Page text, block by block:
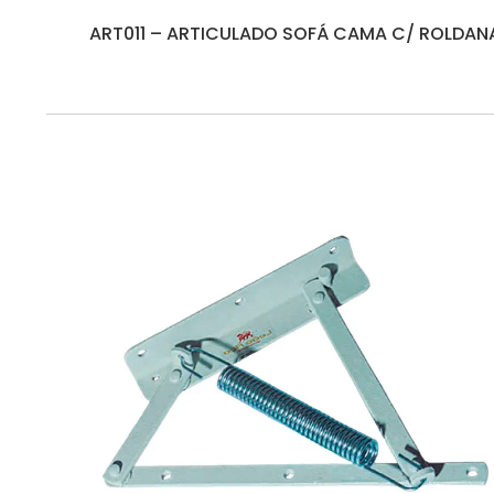
ART011 – ARTICULADO SOFÁ CAMA C/